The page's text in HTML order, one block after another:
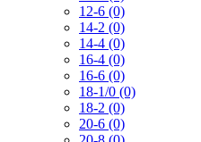
12-6 (0)
14-2 (0)
14-4 (0)
16-4 (0)
16-6 (0)
18-1/0 (0)
18-2 (0)
20-6 (0)